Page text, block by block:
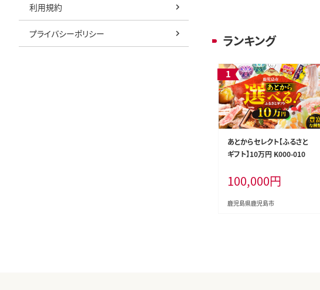
利用規約
プライバシーポリシー ランキング
あとからセレクト【ふるさと
ギフト】10万円 K000-010
100,000円
鹿児島県鹿児島市